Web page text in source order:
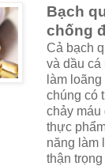
Bạch
chống
Cả bạch
và dầu
làm
chúng có
chảy máu
thực
năng làm
thận